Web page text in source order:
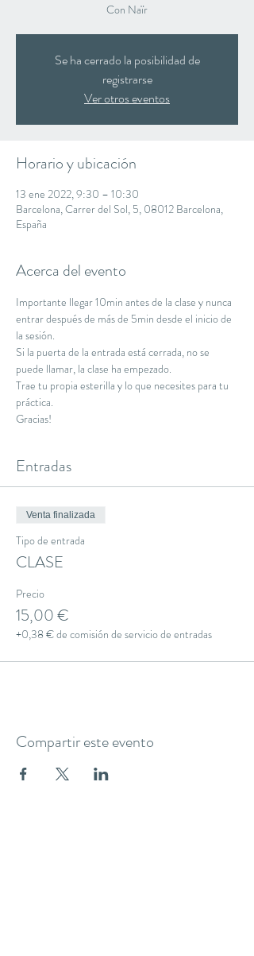
Con Naïr
Se ha cerrado la posibilidad de
registrarse
Ver otros eventos
Horario y ubicación
13 ene 2022, 9:30 – 10:30
Barcelona, Carrer del Sol, 5, 08012 Barcelona,
España
Acerca del evento
Importante llegar 10min antes de la clase y nunca
entrar después de más de 5min desde el inicio de
la sesión.
Si la puerta de la entrada está cerrada, no se
puede llamar, la clase ha empezado.
Trae tu propia esterilla y lo que necesites para tu
práctica.
Gracias!
Entradas
Venta finalizada
Tipo de entrada
CLASE
Precio
15,00 €
+0,38 € de comisión de servicio de entradas
Compartir este evento